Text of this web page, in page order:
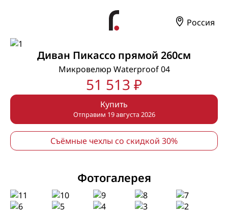
Россия
Диван Пикассо прямой 260см
Микровелюр Waterproof 04
51 513 ₽
Купить
Отправим 19 августа 2026
Съёмные чехлы со скидкой 30%
Фотогалерея